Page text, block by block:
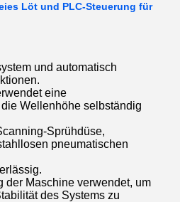
Löt und PLC-Steuerung für
und automatisch
eine
Wellenhöhe selbständig
Sprühdüse,
pneumatischen
der Maschine verwendet, um
des Systems zu